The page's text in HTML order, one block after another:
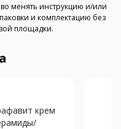
менять инструкцию и/или
и комплектацию без
площадки.
крем